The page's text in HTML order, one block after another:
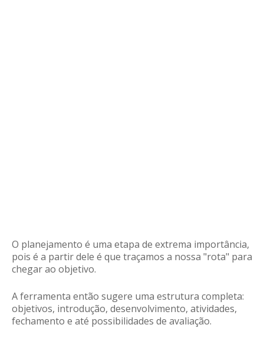
O planejamento é uma etapa de extrema importância,
pois é a partir dele é que traçamos a nossa "rota" para
chegar ao objetivo.
A ferramenta então sugere uma estrutura completa:
objetivos, introdução, desenvolvimento, atividades,
fechamento e até possibilidades de avaliação.